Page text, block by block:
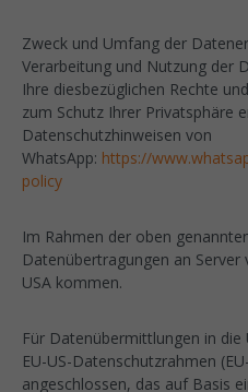
Zweck und Umfang der
Verarbeitung und Nutzung der
Ihre diesbezüglichen Rechte
zum Schutz Ihrer Privatsphäre
Datenschutzhinweisen von
WhatsApp: https://
policy
Im Rahmen der oben
Datenübertragungen an
USA kommen.
Für Datenübermittlungen in
EU-US-Datenschutzrahmen
angeschlossen, das auf Basis